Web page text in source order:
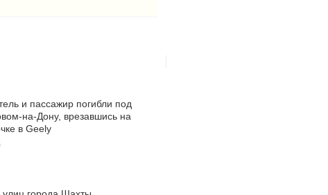
и пассажир погибли под
на-Дону, врезавшись на
в Geely